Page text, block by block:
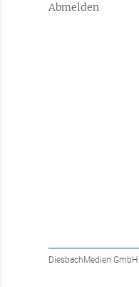
Abmelden
DiesbachMedien GmbH